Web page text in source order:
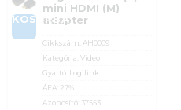
KOSÁRBA
mini HDMI (M)
adapter
Cikkszám: AH0009
Kategória: Video
Gyártó: Logilink
ÁFA: 27%
Azonosító: 37553